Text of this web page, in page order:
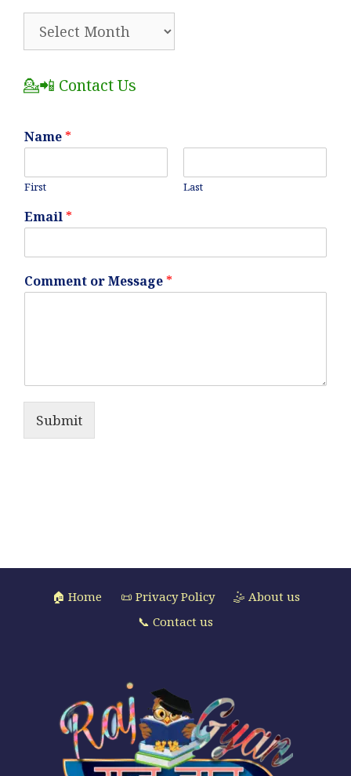
💁📲 Contact Us
Name *
First Last
Email *
Comment or Message *
Submit
🏠 Home 📜 Privacy Policy
🤹 About us
📞 Contact us